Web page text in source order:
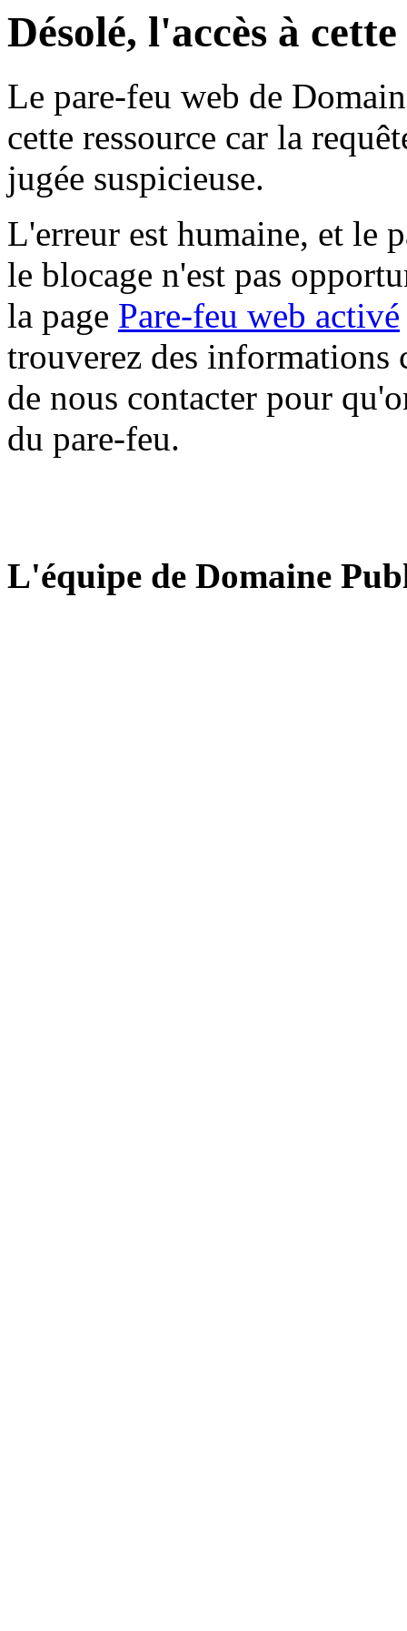
Désolé, l'accès à
Le pare-feu web de
cette ressource car la
jugée suspicieuse.
L'erreur est humaine, et le
le blocage n'est pas
la page Pare-feu web activé
trouverez des informations
de nous contacter pour
du pare-feu.
L'équipe de Domaine